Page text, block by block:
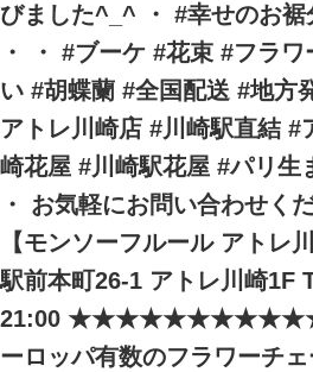
びました^_^ ・ #幸せのお
・ ・ #ブーケ #花束 #フラ
い #胡蝶蘭 #全国配送 #地方
アトレ川崎店 #川崎駅直結
崎花屋 #川崎駅花屋 #パリ
・ お気軽にお問い合
【モンソーフルール アトレ
駅前本町26-1 アトレ川崎1F
21:00
ーロッパ有数のフラワーチ